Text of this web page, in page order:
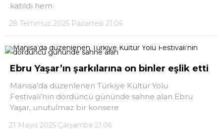
Facebook
DIĞER
katıldı hem
28 Temmuz 2025 Pazartesi 21:06
Ebru Yaşar’ın şarkılarına on binler eşlik etti
Manisa’da düzenlenen Türkiye Kültür Yolu
Festivali’nin dördüncü gününde sahne alan Ebru
Yaşar, unutulmaz bir konsere
21 Mayıs 2025 Çarşamba 21:06